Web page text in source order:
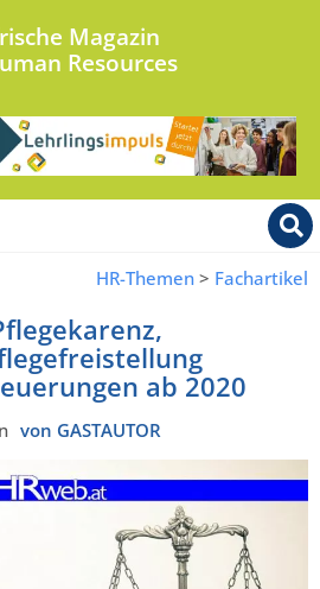
Magazin
Resources
HR-Themen > Fachartikel
ab 2020
von GASTAUTOR